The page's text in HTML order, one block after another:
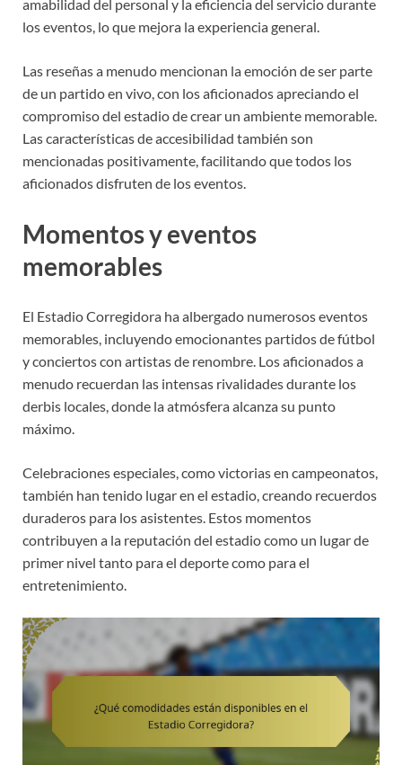
amabilidad del personal y la eficiencia del servicio durante
los eventos, lo que mejora la experiencia general.
Las reseñas a menudo mencionan la emoción de ser parte
de un partido en vivo, con los aficionados apreciando el
compromiso del estadio de crear un ambiente memorable.
Las características de accesibilidad también son
mencionadas positivamente, facilitando que todos los
aficionados disfruten de los eventos.
Momentos y eventos
memorables
El Estadio Corregidora ha albergado numerosos eventos
memorables, incluyendo emocionantes partidos de fútbol
y conciertos con artistas de renombre. Los aficionados a
menudo recuerdan las intensas rivalidades durante los
derbis locales, donde la atmósfera alcanza su punto
máximo.
Celebraciones especiales, como victorias en campeonatos,
también han tenido lugar en el estadio, creando recuerdos
duraderos para los asistentes. Estos momentos
contribuyen a la reputación del estadio como un lugar de
primer nivel tanto para el deporte como para el
entretenimiento.